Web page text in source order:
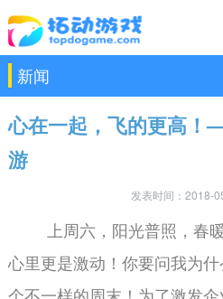
新闻
心在一起，飞的更高
游
发表时间：2018-
上周六，阳光普照，春
心里更是激动！你要问我为